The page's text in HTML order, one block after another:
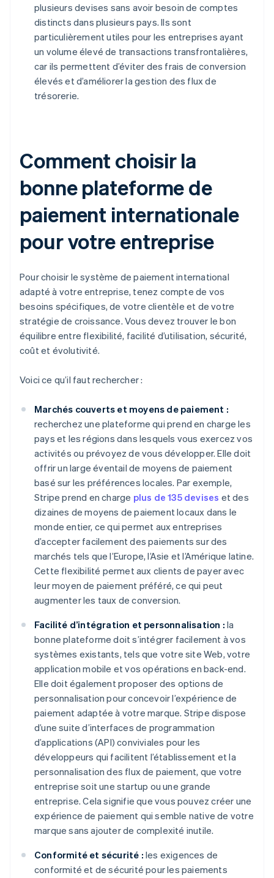
plusieurs devises sans avoir besoin de comptes
distincts dans plusieurs pays. Ils sont
particulièrement utiles pour les entreprises ayant
un volume élevé de transactions transfrontalières,
car ils permettent d’éviter des frais de conversion
élevés et d’améliorer la gestion des flux de
trésorerie.
Comment choisir la
bonne plateforme de
paiement internationale
pour votre entreprise
Pour choisir le système de paiement international
adapté à votre entreprise, tenez compte de vos
besoins spécifiques, de votre clientèle et de votre
stratégie de croissance. Vous devez trouver le bon
équilibre entre flexibilité, facilité d’utilisation, sécurité,
coût et évolutivité.
Voici ce qu’il faut rechercher :
Marchés couverts et moyens de paiement :
recherchez une plateforme qui prend en charge les
pays et les régions dans lesquels vous exercez vos
activités ou prévoyez de vous développer. Elle doit
offrir un large éventail de moyens de paiement
basé sur les préférences locales. Par exemple,
Stripe prend en charge plus de 135 devises et des
dizaines de moyens de paiement locaux dans le
monde entier, ce qui permet aux entreprises
d’accepter facilement des paiements sur des
marchés tels que l’Europe, l’Asie et l’Amérique latine.
Cette flexibilité permet aux clients de payer avec
leur moyen de paiement préféré, ce qui peut
augmenter les taux de conversion.
Facilité d’intégration et personnalisation : la
bonne plateforme doit s’intégrer facilement à vos
systèmes existants, tels que votre site Web, votre
application mobile et vos opérations en back-end.
Elle doit également proposer des options de
personnalisation pour concevoir l’expérience de
paiement adaptée à votre marque. Stripe dispose
d’une suite d’interfaces de programmation
d’applications (API) conviviales pour les
développeurs qui facilitent l’établissement et la
personnalisation des flux de paiement, que votre
entreprise soit une startup ou une grande
entreprise. Cela signifie que vous pouvez créer une
expérience de paiement qui semble native de votre
marque sans ajouter de complexité inutile.
Conformité et sécurité : les exigences de
conformité et de sécurité pour les paiements